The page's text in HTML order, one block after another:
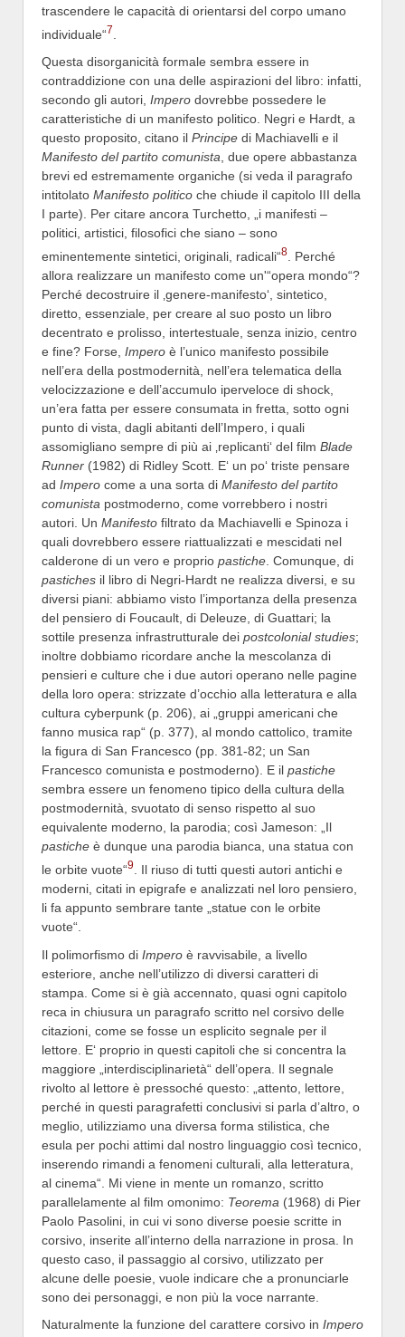
trascendere le capacità di orientarsi del corpo umano
individuale“7
Questa disorganicità formale sembra essere in
contraddizione con una delle aspirazioni del libro: infatti,
secondo gli autori, Impero dovrebbe possedere le
caratteristiche di un manifesto politico. Negri e Hardt, a
questo proposito, citano il Principe di Machiavelli e il
Manifesto del partito comunista, due opere abbastanza
brevi ed estremamente organiche (si veda il paragrafo
intitolato Manifesto politico che chiude il capitolo III della
I parte). Per citare ancora Turchetto, „i manifesti –
politici, artistici, filosofici che siano – sono
eminentemente sintetici, originali, radicali“8 . Perché
allora realizzare un manifesto come un'“opera mondo“?
Perché decostruire il ‚genere-manifesto‘, sintetico,
diretto, essenziale, per creare al suo posto un libro
decentrato e prolisso, intertestuale, senza inizio, centro
e fine? Forse, Impero è l’unico manifesto possibile
nell’era della postmodernità, nell’era telematica della
velocizzazione e dell’accumulo iperveloce di shock,
un’era fatta per essere consumata in fretta, sotto ogni
punto di vista, dagli abitanti dell’Impero, i quali
assomigliano sempre di più ai ‚replicanti‘ del film Blade
Runner (1982) di Ridley Scott. E‘ un po‘ triste pensare
ad Impero come a una sorta di Manifesto del partito
comunista postmoderno, come vorrebbero i nostri
autori. Un Manifesto filtrato da Machiavelli e Spinoza i
quali dovrebbero essere riattualizzati e mescidati nel
calderone di un vero e proprio pastiche . Comunque, di
pastiches il libro di Negri-Hardt ne realizza diversi, e su
diversi piani: abbiamo visto l’importanza della presenza
del pensiero di Foucault, di Deleuze, di Guattari; la
sottile presenza infrastrutturale dei postcolonial studies;
inoltre dobbiamo ricordare anche la mescolanza di
pensieri e culture che i due autori operano nelle pagine
della loro opera: strizzate d’occhio alla letteratura e alla
cultura cyberpunk (p. 206), ai „gruppi americani che
fanno musica rap“ (p. 377), al mondo cattolico, tramite
la figura di San Francesco (pp. 381-82; un San
Francesco comunista e postmoderno). E il pastiche
sembra essere un fenomeno tipico della cultura della
postmodernità, svuotato di senso rispetto al suo
equivalente moderno, la parodia; così Jameson: „Il
pastiche è dunque una parodia bianca, una statua con
le orbite vuote“9
. Il riuso di tutti questi autori antichi e
moderni, citati in epigrafe e analizzati nel loro pensiero,
li fa appunto sembrare tante „statue con le orbite
vuote“.
Il polimorfismo di Impero è ravvisabile, a livello
esteriore, anche nell’utilizzo di diversi caratteri di
stampa. Come si è già accennato, quasi ogni capitolo
reca in chiusura un paragrafo scritto nel corsivo delle
citazioni, come se fosse un esplicito segnale per il
lettore. E‘ proprio in questi capitoli che si concentra la
maggiore „interdisciplinarietà“ dell’opera. Il segnale
rivolto al lettore è pressoché questo: „attento, lettore,
perché in questi paragrafetti conclusivi si parla d’altro, o
meglio, utilizziamo una diversa forma stilistica, che
esula per pochi attimi dal nostro linguaggio così tecnico,
inserendo rimandi a fenomeni culturali, alla letteratura,
al cinema“. Mi viene in mente un romanzo, scritto
parallelamente al film omonimo: Teorema (1968) di Pier
Paolo Pasolini, in cui vi sono diverse poesie scritte in
corsivo, inserite all’interno della narrazione in prosa. In
questo caso, il passaggio al corsivo, utilizzato per
alcune delle poesie, vuole indicare che a pronunciarle
sono dei personaggi, e non più la voce narrante.
Naturalmente la funzione del carattere corsivo in Impero